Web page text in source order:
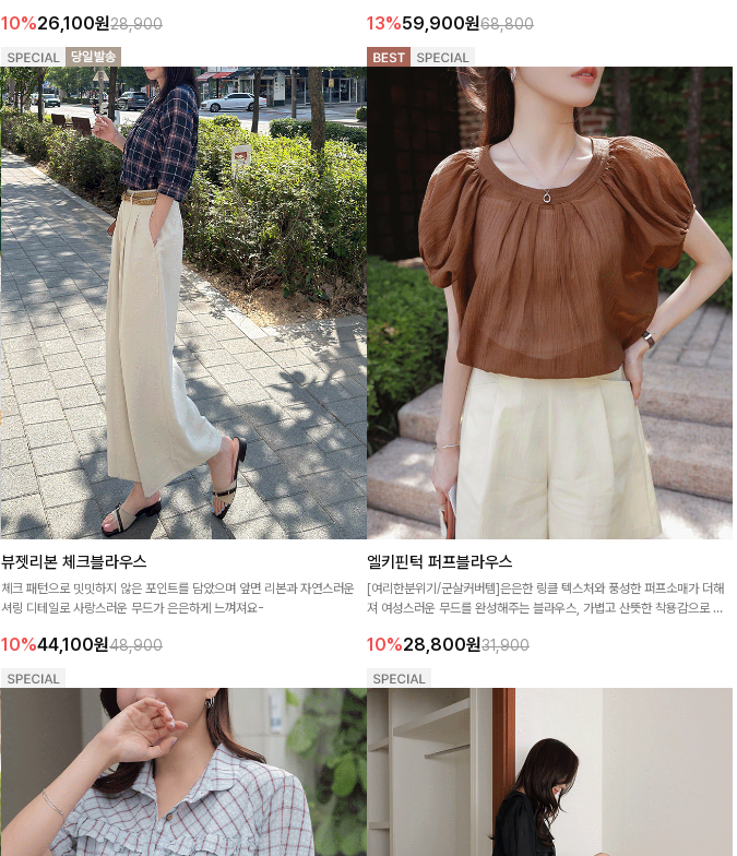
10%26,100원28,900 13%59,900원68,800
뷰젯리본 체크블라우스
체크 패턴으로 밋밋하지 않은 포인트를 담았으며 앞면 리본과 자연스러운
셔링 디테일로 사랑스러운 무드가 은은하게 느껴져요-
10%44,100원48,900
엘키핀턱 퍼프블라우스
[여리한분위기/군살커버템]은은한 링클 텍스처와 풍성한 퍼프소매가 더해
져 여성스러운 무드를 완성해주는 블라우스, 가볍고 산뜻한 착용감으로 데
10%28,800원31,900